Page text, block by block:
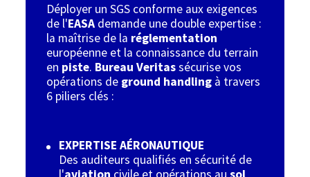
Déployer un SGS conforme aux exigences
de l'EASA demande une double expertise :
la maîtrise de la réglementation
européenne et la connaissance du terrain
en piste. Bureau Veritassécurise vos
opérations de ground handling à travers
6 piliers clés :
EXPERTISE AÉRONAUTIQUE
Des auditeurs qualifiés en sécurité de
l'aviation civile et opérations ausol